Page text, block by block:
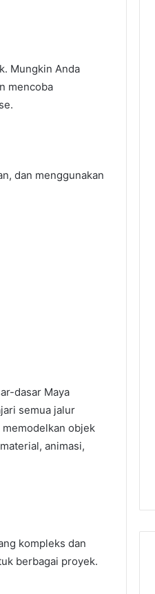
Mungkin Anda
mencoba
dan menggunakan
dasar Maya
semua jalur
objek
animasi,
kompleks dan
berbagai proyek.